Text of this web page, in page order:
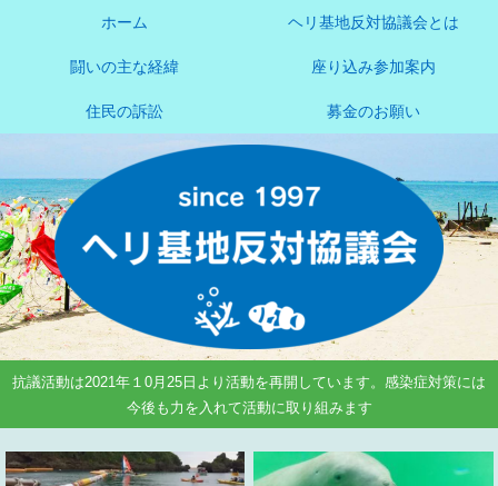
ホーム ヘリ基地反対協議会とは
闘いの主な経緯 座り込み参加案内
住民の訴訟 募金のお願い
抗議活動は2021年１0月25日より活動を再開しています。感染症対策には
今後も力を入れて活動に取り組みます